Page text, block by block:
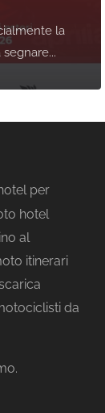
la
per
hotel
al
itinerari
da